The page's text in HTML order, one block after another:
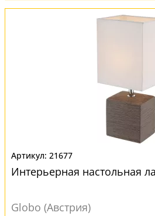
21677
Интерьерная настольная
Globo (Австрия)